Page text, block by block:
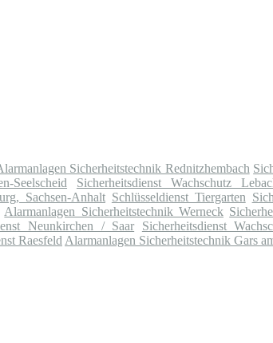
Sicherheitstechnik Rednitzhembach
Seelscheid Sicherheitsdienst Wachschutz
Sachsen-Anhalt Schlüsseldienst Tiergarten
Alarmanlagen Sicherheitstechnik Werneck
Neunkirchen / Saar Sicherheitsdienst
Raesfeld Alarmanlagen Sicherheitstechnik Gars